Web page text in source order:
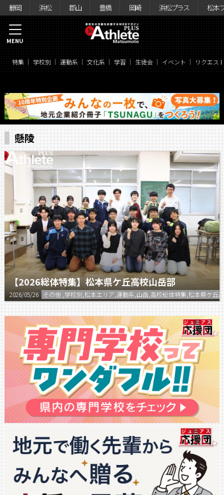
静岡 浜松 郡山 豊橋 岡崎 浜松プラス 松本
特集 学校別 運動系 文化系 学習 生徒会 イベント リクエス
MENU
懸陵
【2026総体特集】松本県ケ丘高校山岳部
2026/05/26 その他 ,学校別,松本エリア,運動系,山岳,高校総体特集,松本県ケ丘